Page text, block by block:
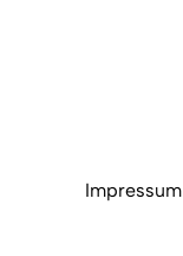
Impressum